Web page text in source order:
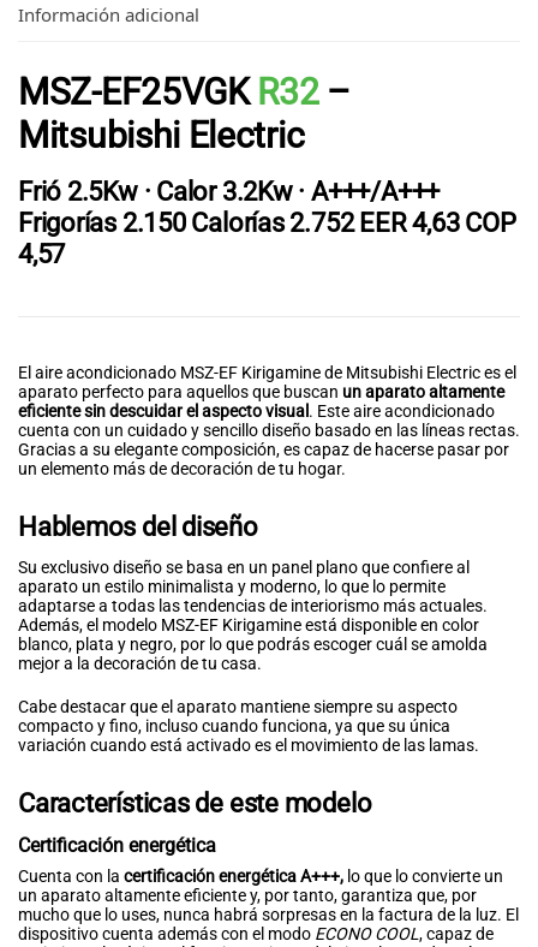
Información adicional
MSZ-EF25VGK R32–
Mitsubishi Electric
Frió 2.5Kw · Calor 3.2Kw · A+++/A+++
Frigorías 2.150 Calorías 2.752 EER4,63 COP
4,57
El aire acondicionado MSZ-EF Kirigamine de Mitsubishi Electric es el
aparato perfecto para aquellos que buscan un aparato altamente
eficiente sin descuidar el aspecto visual . Este aire acondicionado
cuenta con un cuidado y sencillo diseño basado en las líneas rectas.
Gracias a su elegante composición, es capaz de hacerse pasar por
un elemento más de decoración de tu hogar.
Hablemos del diseño
Su exclusivo diseño se basa en un panel plano que confiere al
aparato un estilo minimalista y moderno, lo que lo permite
adaptarse a todas las tendencias de interiorismo más actuales.
Además, el modelo MSZ-EF Kirigamine está disponible en color
blanco, plata y negro, por lo que podrás escoger cuál se amolda
mejor a la decoración de tu casa.
Cabe destacar que el aparato mantiene siempre su aspecto
compacto y fino, incluso cuando funciona, ya que su única
variación cuando está activado es el movimiento de las lamas.
Características de este modelo
Certificación energética
Cuenta con la certificación energética A+++, lo que lo convierte un
un aparato altamente eficiente y, por tanto, garantiza que, por
mucho que lo uses, nunca habrá sorpresas en la factura de la luz. El
dispositivo cuenta además con el modo ECONO COOL, capaz de